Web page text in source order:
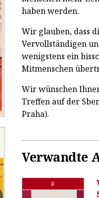
haben werden.
Wir glauben, dass
Vervollständigen
wenigstens ein
Mitmenschen
Wir wünschen
Treffen auf der
Praha).
Verwandte
#